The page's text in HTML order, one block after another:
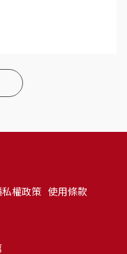
私權政策 使用條款